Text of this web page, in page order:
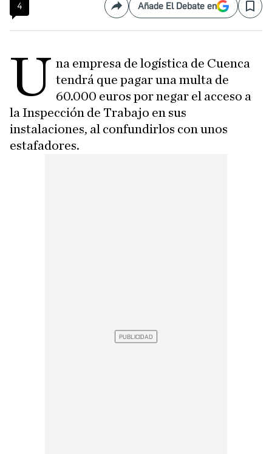
4 CompartirAñade El Debate en Save
U na empresa de logística de Cuenca
tendrá que pagar una multa de
60.000 euros por negar el acceso a
la Inspección de Trabajo en sus
instalaciones, al confundirlos con unos
estafadores.